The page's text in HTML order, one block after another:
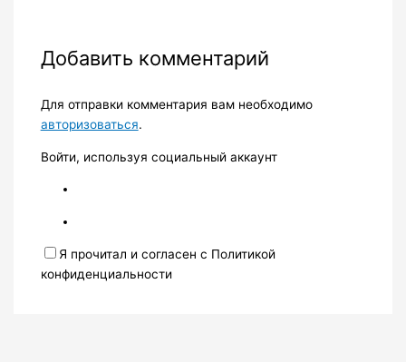
Добавить комментарий
Для отправки комментария вам необходимо
авторизоваться.
Войти, используя социальный аккаунт
Я прочитал и согласен с Политикой
конфиденциальности